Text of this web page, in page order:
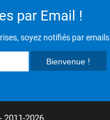
par Email !
soyez notifiés par emails